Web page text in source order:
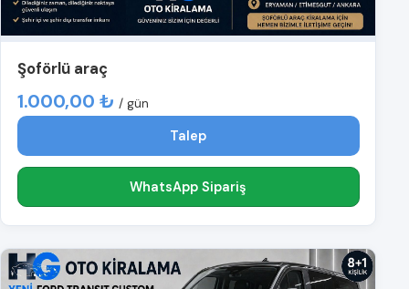
Şoförlü araç
1.000,00 ₺ / gün
Talep
WhatsApp Sipariş